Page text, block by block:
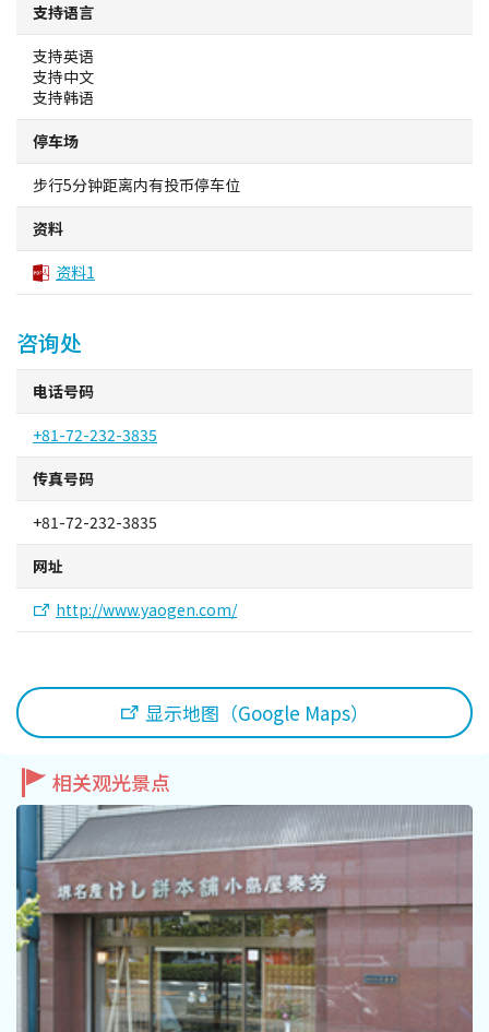
关于协会
关于协会
网站地图
支持语言
支持英语
支持中文
支持韩语
停车场
步行5分钟距离内有投币停车位
资料
资料1
咨询处
电话号码
+81-72-232-3835
传真号码
+81-72-232-3835
网址
http://www.yaogen.com/
显示地图（Google Maps）
相关观光景点